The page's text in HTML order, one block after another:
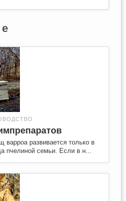
варроа развивается только в
пчелиной семьи. Если в н...